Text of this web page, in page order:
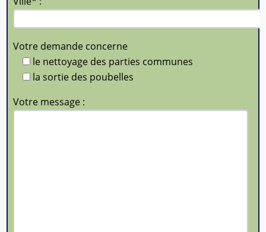
Votre demande concerne
le nettoyage des parties communes
la sortie des poubelles
Votre message :